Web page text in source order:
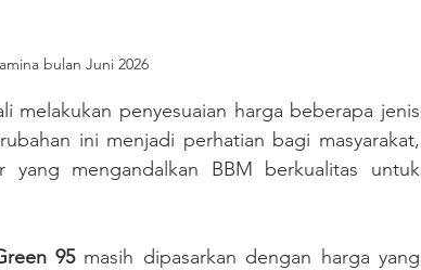
bulan Juni 2026
melakukan penyesuaian harga beberapa jenis
ini menjadi perhatian bagi masyarakat,
yang mengandalkan BBM berkualitas untuk
95 masih dipasarkan dengan harga yang